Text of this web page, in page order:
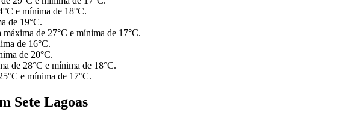
e mínima de 18°C.
de 19°C.
de 27°C e mínima de 17°C.
de 16°C.
de 20°C.
de 28°C e mínima de 18°C.
e mínima de 17°C.
Sete Lagoas